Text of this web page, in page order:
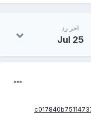
اخر رد
Jul 25